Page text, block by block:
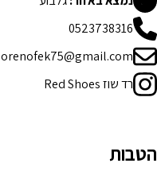
0523738316
orenofek75@gmail.com
רד שוז Red Shoes
הטבות